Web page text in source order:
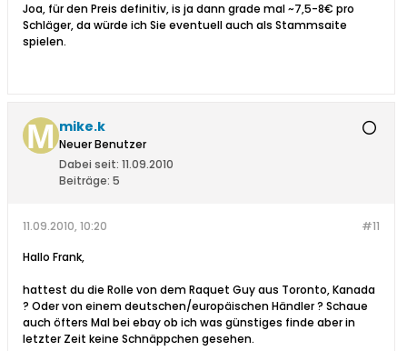
Joa, für den Preis definitiv, is ja dann grade mal ~7,5-8€ pro
Schläger, da würde ich Sie eventuell auch als Stammsaite
spielen.
mike.k
Neuer Benutzer
Dabei seit: 11.09.2010
Beiträge: 5
#11
11.09.2010, 10:20
Hallo Frank,
hattest du die Rolle von dem Raquet Guy aus Toronto, Kanada
? Oder von einem deutschen/europäischen Händler ? Schaue
auch öfters Mal bei ebay ob ich was günstiges finde aber in
letzter Zeit keine Schnäppchen gesehen.